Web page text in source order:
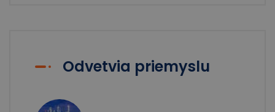
Odvetvia priemyslu